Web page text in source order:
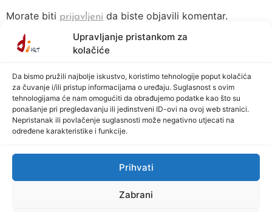
Upravljanje pristankom za
kolačiće
Da bismo pružili najbolje iskustvo, koristimo tehnologije poput kolačića
za čuvanje i/ili pristup informacijama o uređaju. Suglasnost s ovim
tehnologijama će nam omogućiti da obrađujemo podatke kao što su
ponašanje pri pregledavanju ili jedinstveni ID-ovi na ovoj web stranici.
Nepristanak ili povlačenje suglasnosti može negativno utjecati na
određene karakteristike i funkcije.
Prihvati
Zabrani
Morate biti prijavljeni da biste objavili komentar.
© 2026 All rights Reserved. Design by Vijuga Plus by Grundler Grupa